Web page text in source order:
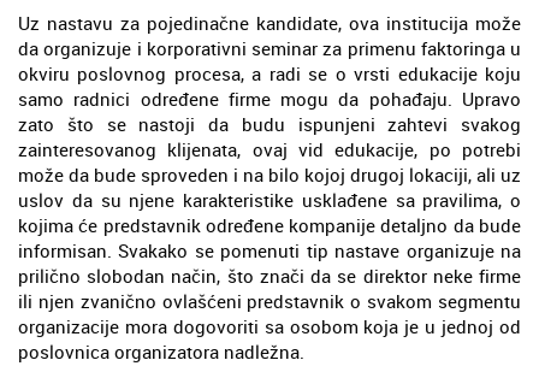
Uz nastavu za pojedinačne kandidate, ova institucija može
da organizuje i korporativni seminar za primenu faktoringa u
okviru poslovnog procesa, a radi se o vrsti edukacije koju
samo radnici određene firme mogu da pohađaju. Upravo
zato što se nastoji da budu ispunjeni zahtevi svakog
zainteresovanog klijenata, ovaj vid edukacije, po potrebi
može da bude sproveden i na bilo kojoj drugoj lokaciji, ali uz
uslov da su njene karakteristike usklađene sa pravilima, o
kojima će predstavnik određene kompanije detaljno da bude
informisan. Svakako se pomenuti tip nastave organizuje na
prilično slobodan način, što znači da se direktor neke firme
ili njen zvanično ovlašćeni predstavnik o svakom segmentu
organizacije mora dogovoriti sa osobom koja je u jednoj od
poslovnica organizatora nadležna.